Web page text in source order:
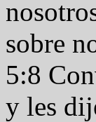
sobre
5:8
y les